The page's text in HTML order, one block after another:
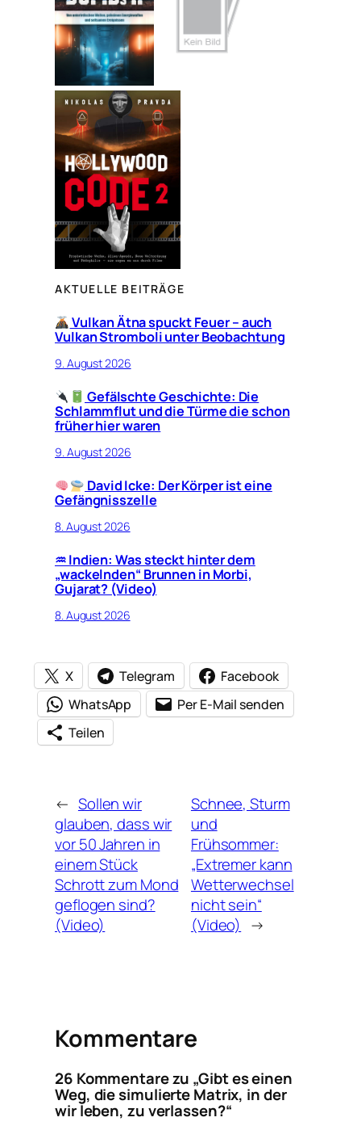
n
AKTUELLE BEITRÄGE
Vulkan Ätna spuckt Feuer – auch
Vulkan Stromboli unter Beobachtung
9. August 2026
Gefälschte Geschichte: Die
Schlammflut und die Türme die schon
früher hier waren
9. August 2026
David Icke: Der Körper ist eine
Gefängnisszelle
8. August 2026
♒︎ Indien: Was steckt hinter dem
„wackelnden“ Brunnen in Morbi,
Gujarat? (Video)
8. August 2026
X Telegram
Facebook
WhatsApp
Per E-Mail senden
Teilen
← Sollen wir
glauben, dass wir
vor 50 Jahren in
einem Stück
Schrott zum Mond
geflogen sind?
(Video)
Schnee, Sturm
und
Frühsommer:
„Extremer kann
Wetterwechsel
nicht sein“
(Video) →
Kommentare
26 Kommentare zu „Gibt es einen
Weg, die simulierte Matrix, in der
wir leben, zu verlassen?“